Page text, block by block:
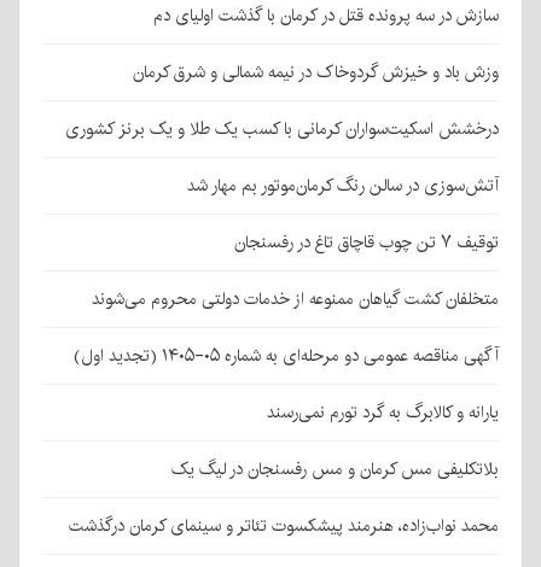
سازش در سه پرونده قتل در کرمان با گذشت اولیای دم
وزش باد و خیزش گردوخاک در نیمه شمالی و شرق کرمان
درخشش اسکیت‌سواران کرمانی با کسب یک طلا و یک برنز کشوری
آتش‌سوزی در سالن رنگ کرمان‌موتور بم مهار شد
توقیف ۷ تن چوب قاچاق تاغ در رفسنجان
متخلفان کشت گیاهان ممنوعه از خدمات دولتی محروم می‌شوند
آگهی مناقصه عمومی دو مرحله‌ای به شماره ۰۵-۱۴۰۵ (تجدید اول)
یارانه و کالابرگ به گرد تورم نمی‌رسند
بلاتکلیفی مس کرمان و مس رفسنجان در لیگ یک
محمد نواب‌زاده، هنرمند پیشکسوت تئاتر و سینمای کرمان درگذشت